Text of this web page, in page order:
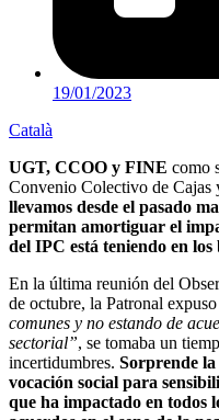
19/01/2023
Català
UGT, CCOO y FINE como
Convenio Colectivo de Cajas
llevamos desde el pasado
permitan amortiguar el
del IPC está teniendo en
En la última reunión del
de octubre, la Patronal
comunes y no estando de
sectorial”, se tomaba un
incertidumbres. Sorprende
vocación social para
que ha impactado en todos